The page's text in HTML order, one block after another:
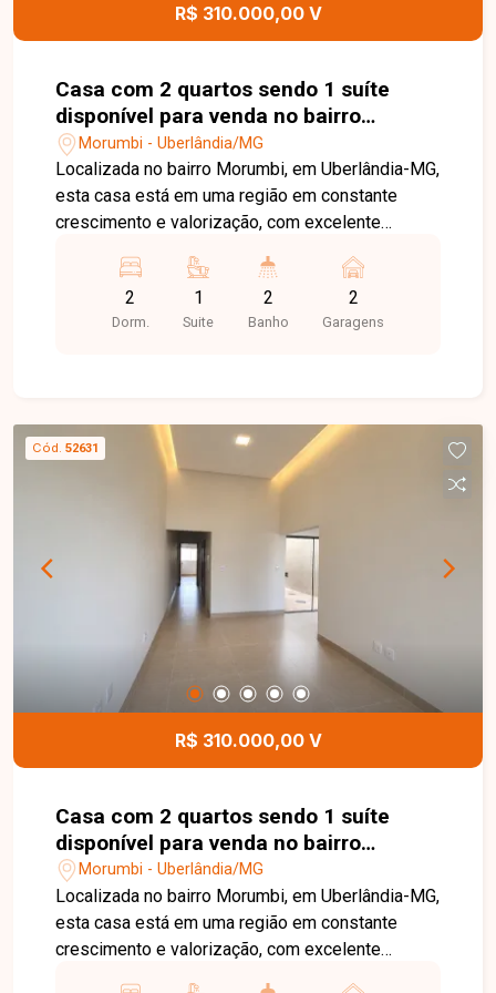
R$ 310.000,00 V
Casa com 2 quartos sendo 1 suíte
disponível para venda no bairro
Morumbi em Uberlândia-MG
Morumbi - Uberlândia/MG
Localizada no bairro Morumbi, em Uberlândia-MG,
esta casa está em uma região em constante
crescimento e valorização, com excelente
cidade e proximidade com supermercados,
escolas, farmácias, comércios e diversos
serviços, oferecendo praticidade e qualidade de
banheiro social com nicho, cozinha com bancada
em pedra para cooktop integrada à pia, lavanderia
coberta com laje, cozinha e banheiros totalmente
garagem. A residência conta ainda com telhado
em telhas cerâmicas, garantindo maior
durabilidade e excelente acabamento. Esta é uma
excelente oportunidade para quem busca uma
casa nova, moderna e funcional no bairro
Morumbi. Agende uma visita e venha conhecer
todos os detalhes deste imóvel.
2
Dorm.
1
Suite
2
Banho
2
Garagens
Cód. 52631
R$ 310.000,00 V
Casa com 2 quartos sendo 1 suíte
disponível para venda no bairro
Morumbi em Uberlândia-MG
Morumbi - Uberlândia/MG
Localizada no bairro Morumbi, em Uberlândia-MG,
esta casa está em uma região em constante
crescimento e valorização, com excelente